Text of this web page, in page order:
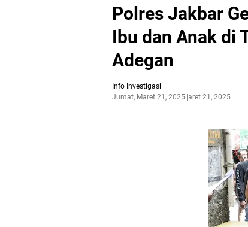
Polres Jakbar
Ibu dan Anak di
Adegan
Info Investigasi
Jumat, Maret 21, 2025Maret 21, 2025